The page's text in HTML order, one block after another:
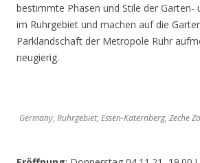
bestimmte Phasen und Stile der Garten-
im Ruhrgebiet und machen auf die
Parklandschaft der Metropole Ruhr
neugierig.
Germany, Ruhrgebiet, Essen-Katernberg, Zeche